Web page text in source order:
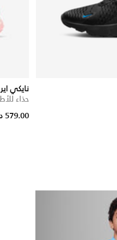
نايكي
حذاء
579.00 درهم